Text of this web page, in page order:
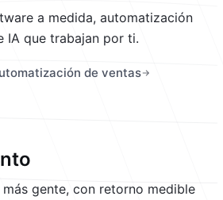
a medida, automatización
IA que trabajan por ti.
de ventas
más gente, con retorno medible